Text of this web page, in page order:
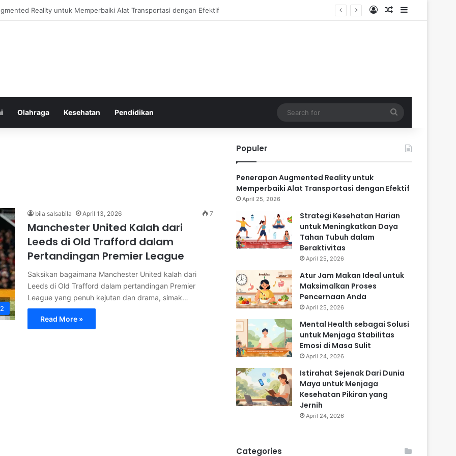
Harian untuk Meningkatkan Daya Tahan Tubuh dalam Beraktivitas Log InRandom Article
Sidebar
Olahraga Kesehatan Pendidikan
for
bila salsabila April 13, 2026 7
Manchester United Kalah dari
Leeds di Old Trafford dalam
Pertandingan Premier League
Saksikan bagaimana Manchester United kalah dari
Leeds di Old Trafford dalam pertandingan Premier
League yang penuh kejutan dan drama, simak…
Read More »
Populer
Penerapan Augmented Reality untuk
Memperbaiki Alat Transportasi dengan Efektif
April 25, 2026
Strategi Kesehatan Harian
untuk Meningkatkan Daya
Tahan Tubuh dalam
Beraktivitas
April 25, 2026
Atur Jam Makan Ideal untuk
Maksimalkan Proses
Pencernaan Anda
April 25, 2026
Mental Health sebagai Solusi
untuk Menjaga Stabilitas
Emosi di Masa Sulit
April 24, 2026
Istirahat Sejenak Dari Dunia
Maya untuk Menjaga
Kesehatan Pikiran yang
Jernih
April 24, 2026
Categories